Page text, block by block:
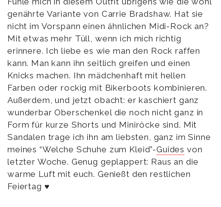
genährte Variante von Carrie Bradshaw. Hat sie
nicht im Vorspann einen ähnlichen Midi-Rock an?
Mit etwas mehr Tüll, wenn ich mich richtig
erinnere. Ich liebe es wie man den Rock raffen
kann. Man kann ihn seitlich greifen und einen
Knicks machen. Ihn mädchenhaft mit hellen
Farben oder rockig mit Bikerboots kombinieren.
Außerdem, und jetzt obacht: er kaschiert ganz
wunderbar Oberschenkel die noch nicht ganz in
Form für kurze Shorts und Miniröcke sind. Mit
Sandalen trage ich ihn am liebsten, ganz im Sinne
meines “Welche Schuhe zum Kleid”-Guides von
letzter Woche. Genug geplappert: Raus an die
warme Luft mit euch. Genießt den restlichen
Feiertag ♥